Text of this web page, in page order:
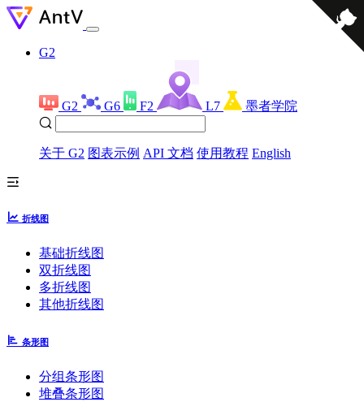
G2
G2 G6 F2 L7 墨者学院
关于 G2 图表示例 API 文档 使用教程 English
折线图
基础折线图
双折线图
多折线图
其他折线图
条形图
分组条形图
堆叠条形图